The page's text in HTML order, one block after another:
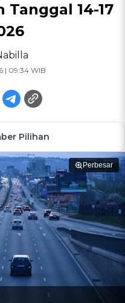
Tanggal 14-17
| 09:34 WIB
Pilihan
Perbesar